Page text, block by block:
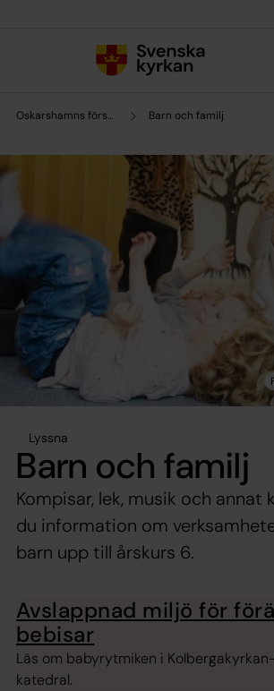
Oskarshamns församling Barn och familj
Lyssna
Barn och familj
Kompisar, lek, musik och annat
du information om
barn upp till årskurs 6.
Avslappnad miljö för
bebisar
Läs om babyrytmiken i
katedral.